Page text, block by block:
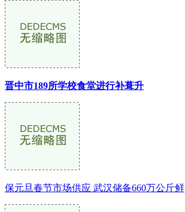
晋中市189所学校食堂进行补葺升
保元旦春节市场供应 武汉储备660万公斤鲜